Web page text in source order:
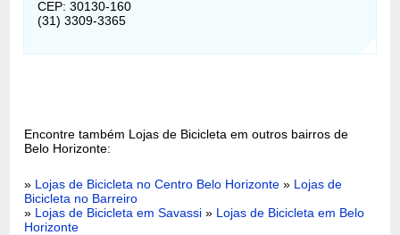
CEP: 30130-160
(31) 3309-3365
Encontre também Lojas de Bicicleta em outros bairros de
Belo Horizonte:
» Lojas de Bicicleta no Centro Belo Horizonte » Lojas de
Bicicleta no Barreiro
» Lojas de Bicicleta em Savassi » Lojas de Bicicleta em Belo
Horizonte